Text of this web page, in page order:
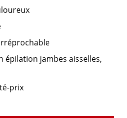
épilation jambes aisselles,
prix